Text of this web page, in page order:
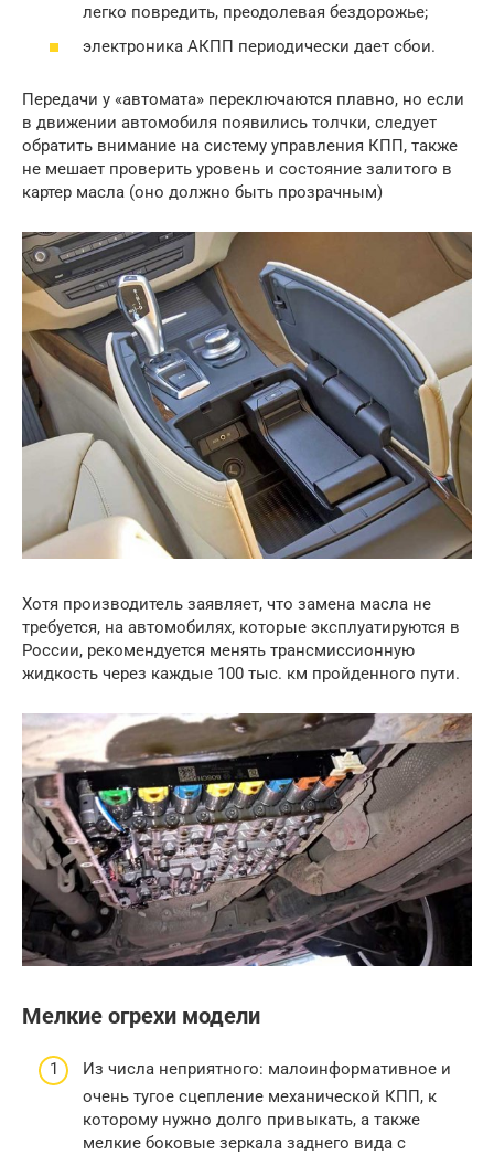
легко повредить, преодолевая бездорожье;
электроника АКПП периодически дает сбои.
Передачи у «автомата» переключаются плавно, но если
в движении автомобиля появились толчки, следует
обратить внимание на систему управления КПП, также
не мешает проверить уровень и состояние залитого в
картер масла (оно должно быть прозрачным)
Хотя производитель заявляет, что замена масла не
требуется, на автомобилях, которые эксплуатируются в
России, рекомендуется менять трансмиссионную
жидкость через каждые 100 тыс. км пройденного пути.
Мелкие огрехи модели
Из числа неприятного: малоинформативное и
очень тугое сцепление механической КПП, к
которому нужно долго привыкать, а также
мелкие боковые зеркала заднего вида с